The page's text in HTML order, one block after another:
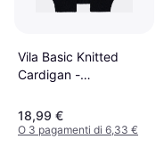
Vila Basic Knitted
Cardigan -
18,99 €
O 3 pagamenti di 6,33 €